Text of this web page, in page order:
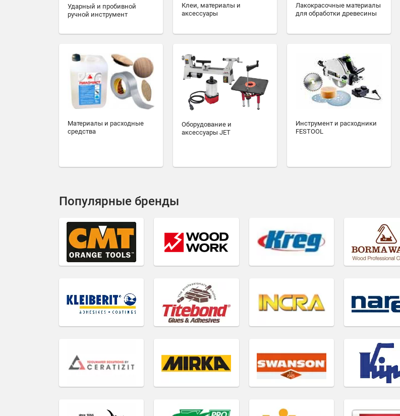
Ударный и пробивной
ручной инструмент
Клеи, материалы и
аксессуары
Лакокрасочные материалы
для обработки древесины
Материалы и расходные
средства
Оборудование и
аксессуары JET
Инструмент и расходники
FESTOOL
Популярные бренды